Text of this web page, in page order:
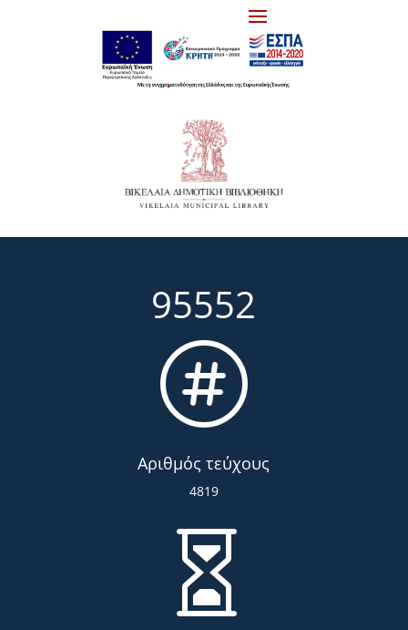
95552

Αριθμός τεύχους
4819
